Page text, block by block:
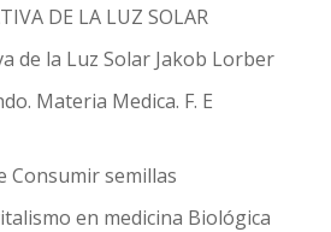
DE LA LUZ SOLAR
de la Luz Solar Jakob Lorber
Materia Medica. F. E
Consumir semillas
en medicina Biológica